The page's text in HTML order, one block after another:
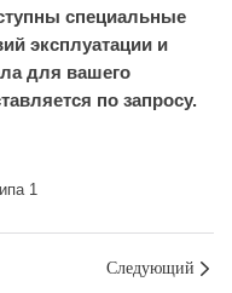
специальные
эксплуатации и
для вашего
по запросу.
Следующий